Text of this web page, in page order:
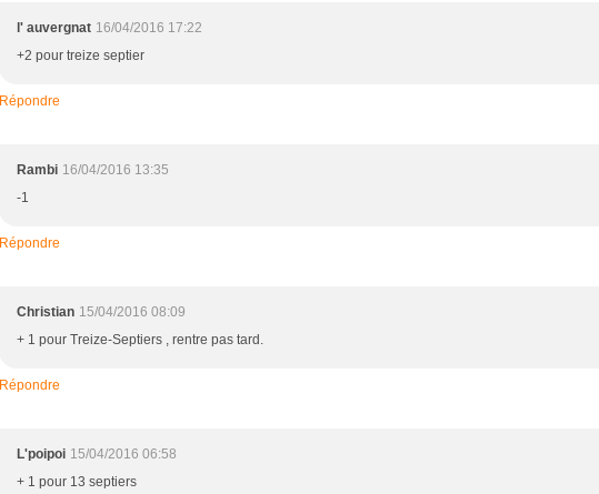
l' auvergnat 16/04/2016 17:22
+2 pour treize septier
Répondre
Rambi 16/04/2016 13:35
-1
Répondre
Christian 15/04/2016 08:09
+ 1 pour Treize-Septiers , rentre pas tard.
Répondre
L'poipoi 15/04/2016 06:58
+ 1 pour 13 septiers